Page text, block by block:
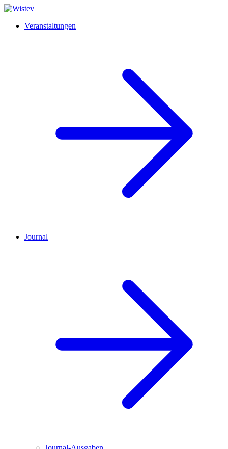
Veranstaltungen
Journal